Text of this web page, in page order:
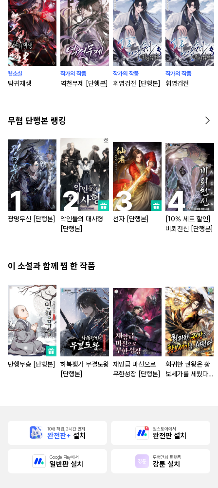
웹소설
탐귀재생
작가의 작품
역천무제 [단행본]
작가의 작품
휘영검전 [단행본]
작가의 작품
휘영검전
무협 단행본 랭킹
광명무신 [단행본]
악인들의 대사형
[단행본]
선자 [단행본]
[10% 세트 할인]
비뢰천신 [단행본]
이 소설과 함께 찜 한 작품
만행무승 [단행본]
하북팽가 무결도왕
[단행본]
재앙급 마신으로
무한성장 [단행본]
회귀한 권왕은 황
보세가를 세웠다
10배 적립, 2시간 먼저
완전판+ 설치
원스토어에서
완전판 설치
Google Play에서
일반판 설치
무협만화 플랫폼
강툰 설치